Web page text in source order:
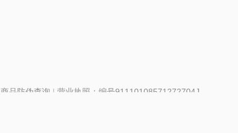
商品防伪查询 | 营业执照：编号91110108571272704J